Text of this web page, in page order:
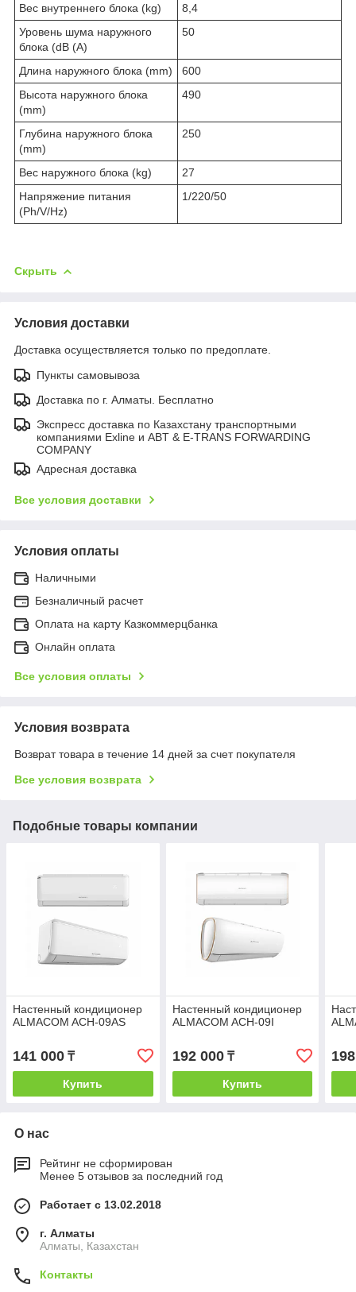
Вес внутреннего блока (kg)
8,4
Уровень шума наружного
блока (dB (A)
50
Длина наружного блока (mm)
600
Высота наружного блока
(mm)
490
Глубина наружного блока
(mm)
250
Вес наружного блока (kg)
27
Напряжение питания
(Ph/V/Hz)
1/220/50
Скрыть
Условия доставки
Доставка осуществляется только по предоплате.
Пункты самовывоза
Доставка по г. Алматы. Бесплатно
Экспресс доставка по Казахстану транспортными
компаниями Exline и ABT & E-TRANS FORWARDING
COMPANY
Адресная доставка
Все условия доставки
Условия оплаты
Наличными
Безналичный расчет
Оплата на карту Казкоммерцбанка
Онлайн оплата
Все условия оплаты
Условия возврата
Возврат товара в течение 14 дней за счет покупателя
Все условия возврата
Подобные товары компании
Настенный кондиционер
ALMACOM ACH-09AS
141 000 ₸
Купить
Настенный кондиционер
ALMACOM ACH-09I
192 000₸
Купить
О нас
Рейтинг не сформирован
Менее 5 отзывов за последний год
Работает с 13.02.2018
г. Алматы
Алматы, Казахстан
Контакты